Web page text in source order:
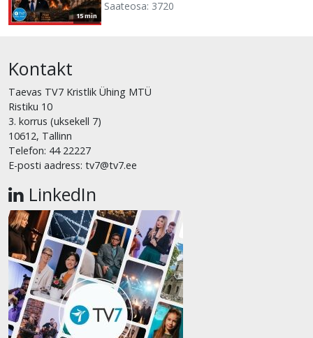
15 min
Saateosa: 3720
Kontakt
Taevas TV7 Kristlik Ühing MTÜ
Ristiku 10
3. korrus (uksekell 7)
10612, Tallinn
Telefon: 44 22227
E-posti aadress: tv7@tv7.ee
LinkedIn